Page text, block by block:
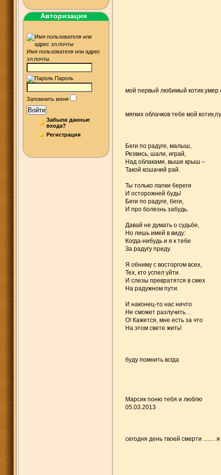
Авторизация
Имя пользователя или адрес
эл.почты
Пароль
Запомнить меня
Войти
Забыли данные
входа?
Регистрация
мой первый любимый котик.умер
мягких облачков тебе мой
Беги по радуге, малыш,
Резвись, шали, играй,
Над облаками, выше крыш –
Такой кошачий рай.
Ты только лапки береги
И осторожней будь!
Беги по радуге, беги,
И про болезнь забудь.
Давай не думать о судьбе,
Но лишь имей в виду:
Когда-нибудь и я к тебе
За радугу приду.
Я обниму с восторгом всех,
Тех, кто успел уйти.
И слезы превратятся в смех
На радужном пути.
И наконец-то нас ничто
Не сможет разлучить…
О! Кажется, мне есть за что
На этом свете жить!
буду помнить всгда
Марсик поню тебя и люблю
05.03.2013
сегодня день твоей смерти ........